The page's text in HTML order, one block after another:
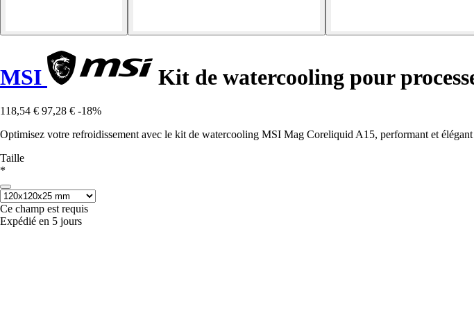
MSI Kit de watercooling pour
118,54 € 97,28 € -18%
Optimisez votre refroidissement avec le kit de watercooling MSI Mag Coreliquid A15, performant et élégant
Taille
*
Ce champ est requis
Expédié en 5 jours